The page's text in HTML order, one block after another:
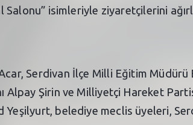
Salonu” isimleriyle ziyaretçilerini
Serdivan İlçe Milli Eğitim
Şirin ve Milliyetçi Hareket
Yeşilyurt, belediye meclis üyeleri,